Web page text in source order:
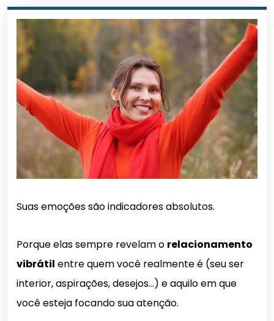
Suas emoções são indicadores absolutos.
Porque elas sempre revelam o relacionamento
vibrátil entre quem você realmente é (seu ser
interior, aspirações, desejos…) e aquilo em que
você esteja focando sua atenção.